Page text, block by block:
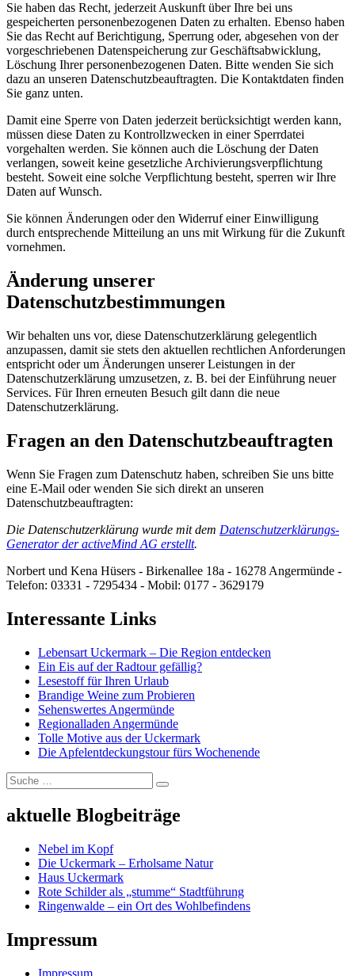
Sie haben das Recht, jederzeit Auskunft über Ihre bei uns
gespeicherten personenbezogenen Daten zu erhalten. Ebenso haben
Sie das Recht auf Berichtigung, Sperrung oder, abgesehen von der
vorgeschriebenen Datenspeicherung zur Geschäftsabwicklung,
Löschung Ihrer personenbezogenen Daten. Bitte wenden Sie sich
dazu an unseren Datenschutzbeauftragten. Die Kontaktdaten finden
Sie ganz unten.
Damit eine Sperre von Daten jederzeit berücksichtigt werden kann,
müssen diese Daten zu Kontrollzwecken in einer Sperrdatei
vorgehalten werden. Sie können auch die Löschung der Daten
verlangen, soweit keine gesetzliche Archivierungsverpflichtung
besteht. Soweit eine solche Verpflichtung besteht, sperren wir Ihre
Daten auf Wunsch.
Sie können Änderungen oder den Widerruf einer Einwilligung
durch entsprechende Mitteilung an uns mit Wirkung für die Zukunft
vornehmen.
Änderung unserer
Datenschutzbestimmungen
Wir behalten uns vor, diese Datenschutzerklärung gelegentlich
anzupassen, damit sie stets den aktuellen rechtlichen Anforderungen
entspricht oder um Änderungen unserer Leistungen in der
Datenschutzerklärung umzusetzen, z. B. bei der Einführung neuer
Services. Für Ihren erneuten Besuch gilt dann die neue
Datenschutzerklärung.
Fragen an den Datenschutzbeauftragten
Wenn Sie Fragen zum Datenschutz haben, schreiben Sie uns bitte
eine E-Mail oder wenden Sie sich direkt an unseren
Datenschutzbeauftragten:
Die Datenschutzerklärung wurde mit dem Datenschutzerklärungs-
Generator der activeMind AG erstellt.
Norbert und Kena Hüsers - Birkenallee 18a - 16278 Angermünde -
Telefon: 03331 - 7295434 - Mobil: 0177 - 3629179
Interessante Links
Lebensart Uckermark – Die Region entdecken
Ein Eis auf der Radtour gefällig?
Lesestoff für Ihren Urlaub
Brandige Weine zum Probieren
Sehenswertes Angermünde
Regionalladen Angermünde
Tolle Motive aus der Uckermark
Die Apfelentdeckungstour fürs Wochenende
Suche
nach:
Suchen
aktuelle Blogbeiträge
Nebel im Kopf
Die Uckermark – Erholsame Natur
Haus Uckermark
Rote Schilder als „stumme“ Stadtführung
Ringenwalde – ein Ort des Wohlbefindens
Impressum
Impressum